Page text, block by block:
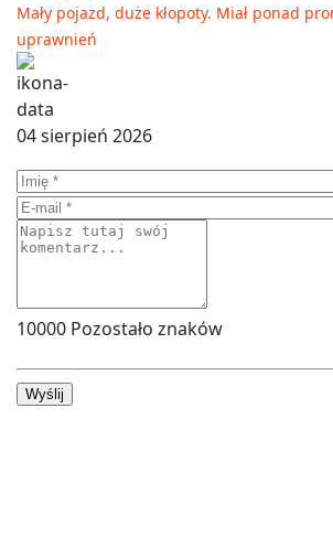
Mały pojazd, duże kłopoty. Miał ponad
uprawnień
04 sierpień 2026
10000 Pozostało znaków
Wyślij